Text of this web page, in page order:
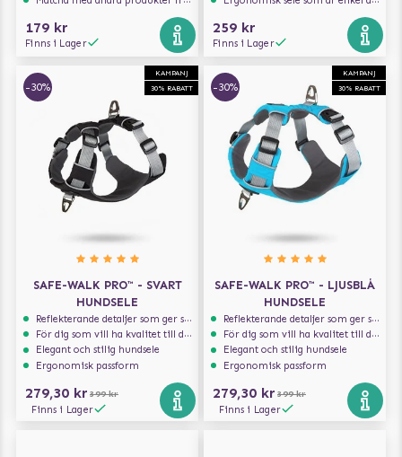
179 kr
Finns i Lager
259 kr
Finns i Lager
KAMPANJ
30% RABATT
-30%
SAFE-WALK PRO™ - SVART
HUNDSELE
Reflekterande detaljer som ger synlighet i svagt ljus
För dig som vill ha kvalitet till din hund!
Elegant och stilig hundsele
Ergonomisk passform
279,30 kr 399 kr
Finns i Lager
KAMPANJ
30% RABATT
-30%
SAFE-WALK PRO™ - LJUSBLÅ
HUNDSELE
Reflekterande detaljer som ger synlighet i svagt ljus
För dig som vill ha kvalitet till din hund!
Elegant och stilig hundsele
Ergonomisk passform
279,30 kr 399 kr
Finns i Lager